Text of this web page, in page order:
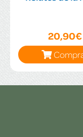
20,90€